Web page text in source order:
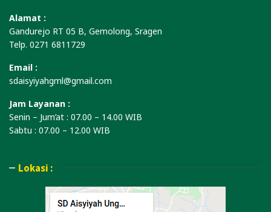
Alamat :
Gandurejo RT 05 B, Gemolong, Sragen
Telp. 0271 6811729
Email :
sdaisyiyahgml@gmail.com
Jam Layanan :
Senin – Jum’at : 07.00 – 14.00 WIB
Sabtu : 07.00 – 12.00 WIB
Lokasi :